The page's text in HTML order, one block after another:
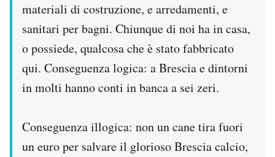
materiali di costruzione, e arredamenti, e
sanitari per bagni. Chiunque di noi ha in casa,
o possiede, qualcosa che è stato fabbricato
qui. Conseguenza logica: a Brescia e dintorni
in molti hanno conti in banca a sei zeri.
Conseguenza illogica: non un cane tira fuori
un euro per salvare il glorioso Brescia calcio,